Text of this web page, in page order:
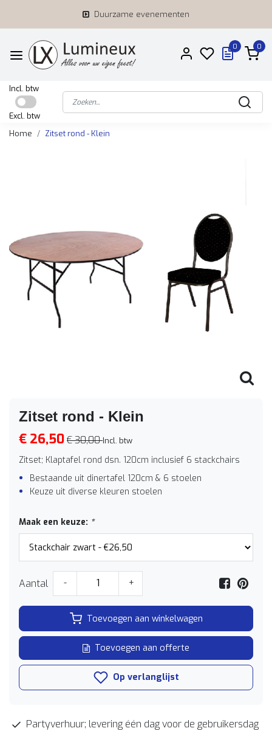
Duurzame evenementen
0 0
Incl. btw
Excl. btw
Home
Zitset rond - Klein
Zitset rond - Klein
€ 26,50€ 30,00Incl. btw
Zitset; Klaptafel rond dsn. 120cm inclusief 6 stackchairs
Bestaande uit dinertafel 120cm & 6 stoelen
Keuze uit diverse kleuren stoelen
Maak een keuze: *
Aantal - +
Toevoegen aan winkelwagen
Toevoegen aan offerte
Op verlanglijst
Partyverhuur; levering één dag voor de gebruikersdag